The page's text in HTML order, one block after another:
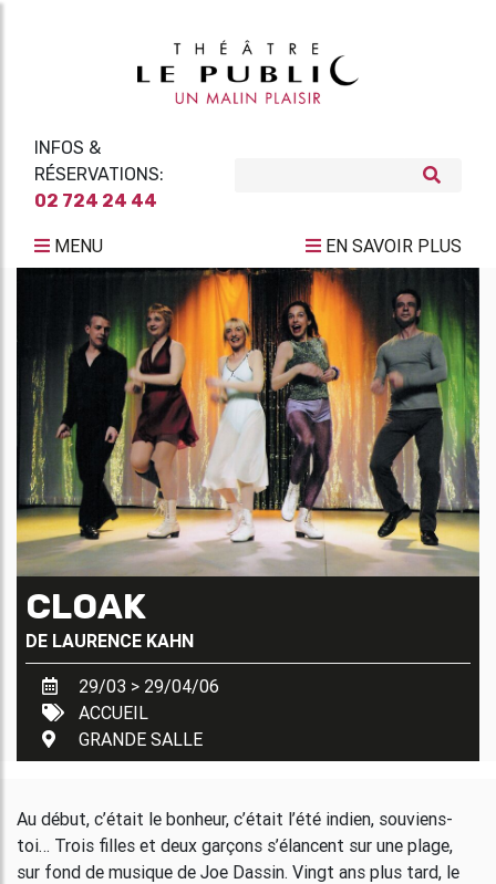
INFOS &
RÉSERVATIONS:
02 724 24 44
MENU EN SAVOIR PLUS
CLOAK
DE LAURENCE KAHN
29/03 > 29/04/06
ACCUEIL
GRANDE SALLE
Au début, c’était le bonheur, c’était l’été indien, souviens-
toi… Trois filles et deux garçons s’élancent sur une plage,
sur fond de musique de Joe Dassin. Vingt ans plus tard, le